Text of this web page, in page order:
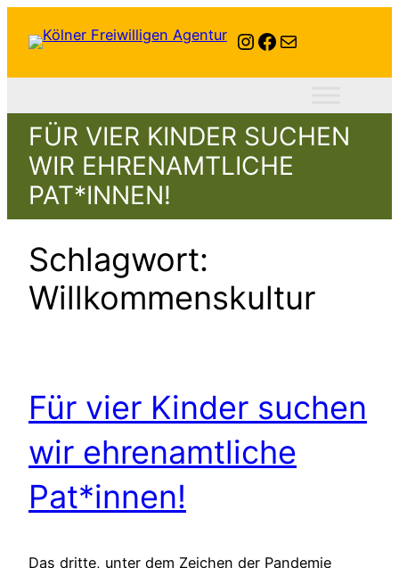
Inhalt
Instagram
Facebook
E-Mail
FÜR VIER KINDER SUCHEN
WIR EHRENAMTLICHE
PAT*INNEN!
Schlagwort:
Willkommenskultur
Für vier Kinder suchen
wir ehrenamtliche
Pat*innen!
Das dritte, unter dem Zeichen der Pandemie